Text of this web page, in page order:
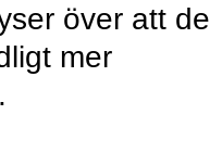
över att de
mer